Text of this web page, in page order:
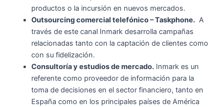
productos o la incursión en nuevos mercados.
Outsourcing comercial telefónico – Taskphone.A
través de este canal Inmark desarrolla campañas
relacionadas tanto con la captación de clientes como
con su fidelización.
Consultoría y estudios de mercado.Inmark es un
referente como proveedor de información para la
toma de decisiones en el sector financiero, tanto en
España como en los principales países de América